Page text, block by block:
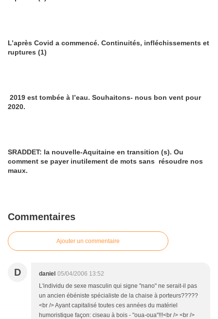
L’après Covid a commencé. Continuités, infléchissements et
ruptures (1)
2019 est tombée à l’eau. Souhaitons- nous bon vent pour
2020.
SRADDET: la nouvelle-Aquitaine en transition (s). Ou
comment se payer inutilement de mots sans résoudre nos
maux.
Commentaires
Ajouter un commentaire
D daniel 05/04/2006 13:52
L'individu de sexe masculin qui signe "nano" ne serait-il pas
un ancien ébéniste spécialiste de la chaise à porteurs?????
<br /> Ayant capitalisé toutes ces années du matériel
humoristique façon: ciseau à bois - "oua-oua"!!!<br /> <br />